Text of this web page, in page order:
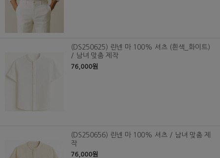
(DS250625) 린넨 마 100% 셔츠 (흰색_화이트)
/ 남녀 맞춤 제작
76,000원
(DS250656) 린넨 마 100% 셔츠 / 남녀 맞춤 제
작
76,000원